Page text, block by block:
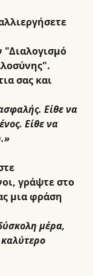
"Διαλογισμό
σας και
Είθε να
Είθε να
γράψτε στο
μια φράση
μέρα,